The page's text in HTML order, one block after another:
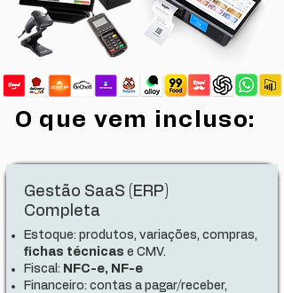
O que vem incluso:
Gestão SaaS (ERP)
Completa
Estoque: produtos, variações, compras,
fichas técnicas e CMV.
Fiscal: NFC-e, NF-e
Financeiro: contas a pagar/receber,